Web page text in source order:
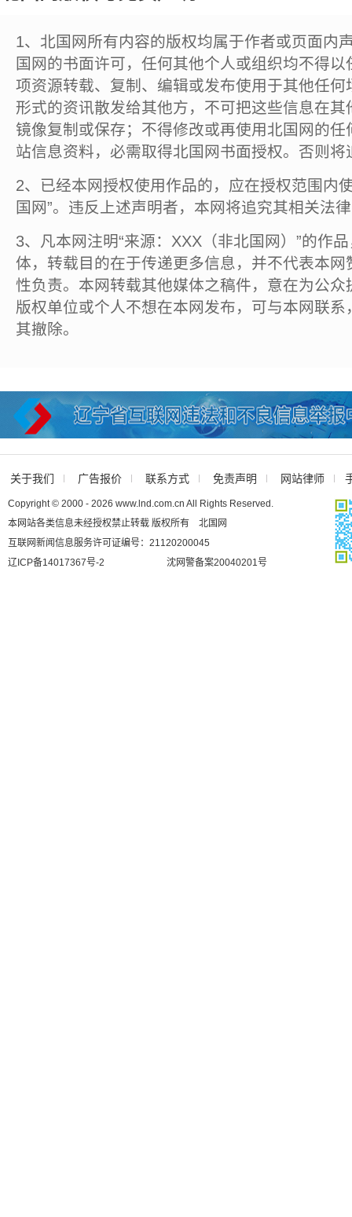
1、北国网所有内容的版权均属于作者或页面内
国网的书面许可，任何其他个人或组织均不得
项资源转载、复制、编辑或发布使用于其他任
形式的资讯散发给其他方，不可把这些信息在
镜像复制或保存；不得修改或再使用北国网的
站信息资料，必需取得北国网书面授权。否则将
2、已经本网授权使用作品的，应在授权范围内
国网”。违反上述声明者，本网将追究其相关法
3、凡本网注明“来源：XXX（非北国网）”的作
体，转载目的在于传递更多信息，并不代表本
性负责。本网转载其他媒体之稿件，意在为公
版权单位或个人不想在本网发布，可与本网联
其撤除。
关于我们 广告报价 联系方式 免责声明 网站律师
Copyright © 2000 - 2026 www.lnd.com.cn All Rights Reserved.
本网站各类信息未经授权禁止转载 版权所有 北国网
互联网新闻信息服务许可证编号：21120200045
辽ICP备14017367号-2
沈网警备案20040201号